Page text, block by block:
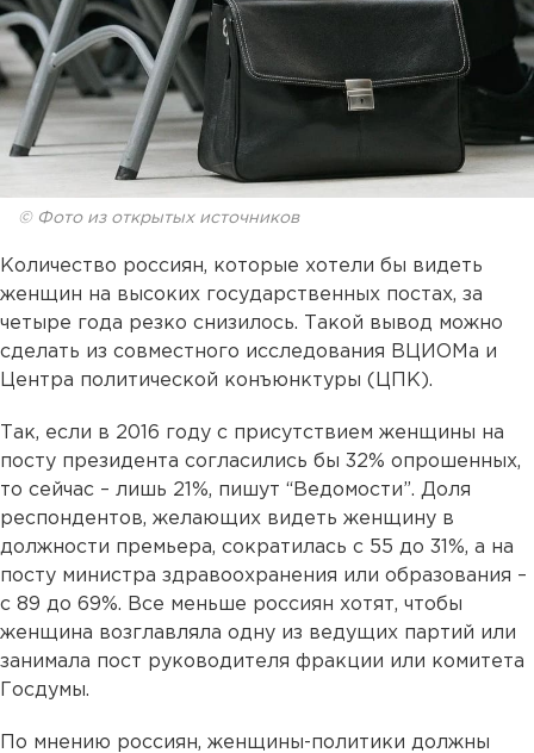
© Фото из открытых источников
Количество россиян, которые хотели бы видеть
женщин на высоких государственных постах, за
четыре года резко снизилось. Такой вывод можно
сделать из совместного исследования ВЦИОМа и
Центра политической конъюнктуры (ЦПК).
Так, если в 2016 году с присутствием женщины на
посту президента согласились бы 32% опрошенных,
то сейчас – лишь 21%, пишут “Ведомости”. Доля
респондентов, желающих видеть женщину в
должности премьера, сократилась с 55 до 31%, а на
посту министра здравоохранения или образования –
с 89 до 69%. Все меньше россиян хотят, чтобы
женщина возглавляла одну из ведущих партий или
занимала пост руководителя фракции или комитета
Госдумы.
По мнению россиян, женщины-политики должны